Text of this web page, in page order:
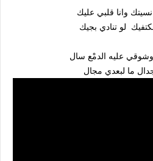
وانا قلبي عليك
لو تنادي بجيك
عليه الدمْع سال
ما لبعدي مجال